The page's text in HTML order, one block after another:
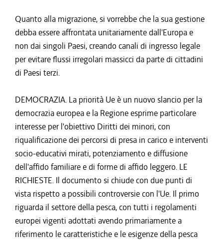
Quanto alla migrazione, si vorrebbe che la sua gestione
debba essere affrontata unitariamente dall'Europa e
non dai singoli Paesi, creando canali di ingresso legale
per evitare flussi irregolari massicci da parte di cittadini
di Paesi terzi.
DEMOCRAZIA. La priorità Ue è un nuovo slancio per la
democrazia europea e la Regione esprime particolare
interesse per l'obiettivo Diritti dei minori, con
riqualificazione dei percorsi di presa in carico e interventi
socio-educativi mirati, potenziamento e diffusione
dell'affido familiare e di forme di affido leggero. LE
RICHIESTE. Il documento si chiude con due punti di
vista rispetto a possibili controversie con l'Ue. Il primo
riguarda il settore della pesca, con tutti i regolamenti
europei vigenti adottati avendo primariamente a
riferimento le caratteristiche e le esigenze della pesca